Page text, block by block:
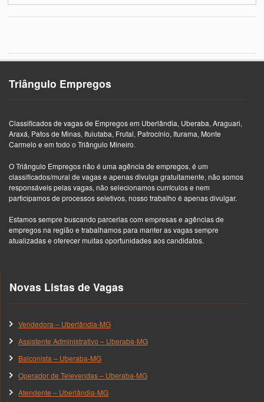
Triângulo Empregos
Classificados de vagas de Empregos em Uberlândia, Uberaba, Araguari,
Araxá, Patos de Minas, Ituiutaba, Frutal, Patrocínio, Iturama, Monte
Carmelo e em todo o Triângulo Mineiro.
O Triângulo Empregos não é uma agência de empregos, é um
classificados/mural de vagas e apenas divulga gratuitamente, não somos
responsáveis pelas vagas, não selecionamos currículos e nem
participamos de processos seletivos, nosso trabalho é apenas divulgar.
Estamos sempre buscando parcerias com empresas e agências de
empregos na região e trabalhamos para manter as vagas sempre
atualizadas e oferecer muitas oportunidades aos candidatos.
Novas Listas de Vagas
Vendedora – Uberlândia-MG
Assistente Administrativo – Uberaba-MG
Balconista – Uberaba-MG
Operador de Televendas – Uberaba-MG
Atendente – Uberlândia-MG